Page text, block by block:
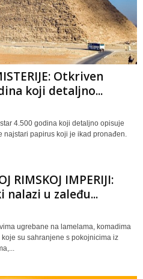
Otkriven
koji detaljno...
4.500 godina koji detaljno opisuje
najstari papirus koji je ikad pronađen.
RIMSKOJ IMPERIJI:
nalazi u zaleđu...
ugrebane na lamelama, komadima
su sahranjene s pokojnicima iz